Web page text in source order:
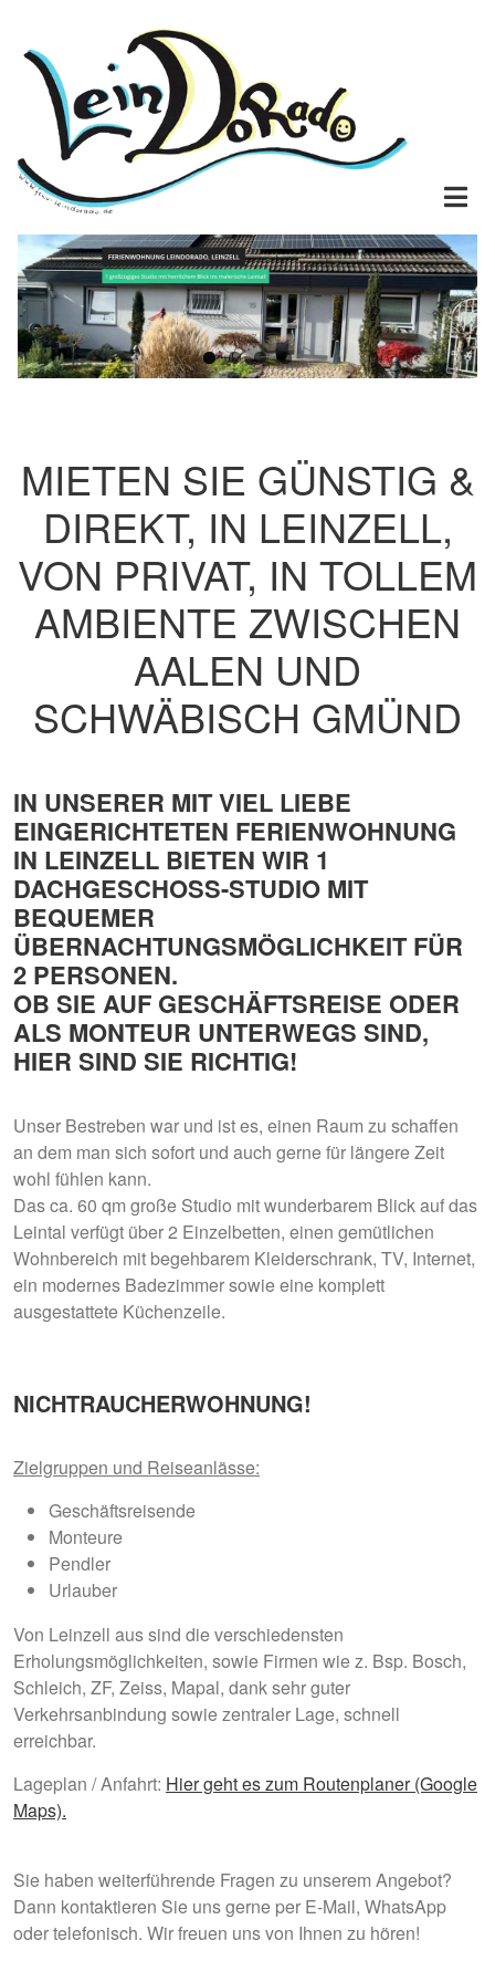
MIETEN SIE GÜNSTIG &
DIREKT, IN LEINZELL,
VON PRIVAT, IN TOLLEM
AMBIENTE ZWISCHEN
AALEN UND
SCHWÄBISCH GMÜND
IN UNSERER MIT VIEL LIEBE
EINGERICHTETEN FERIENWOHNUNG
IN LEINZELL BIETEN WIR 1
DACHGESCHOSS-STUDIO MIT
BEQUEMER
ÜBERNACHTUNGSMÖGLICHKEIT FÜR
2 PERSONEN.
OB SIE AUF GESCHÄFTSREISE ODER
ALS MONTEUR UNTERWEGS SIND,
HIER SIND SIE RICHTIG!
Unser Bestreben war und ist es, einen Raum zu schaffen
an dem man sich sofort und auch gerne für längere Zeit
wohl fühlen kann.
Das ca. 60 qm große Studio mit wunderbarem Blick auf das
Leintal verfügt über 2 Einzelbetten, einen gemütlichen
Wohnbereich mit begehbarem Kleiderschrank, TV, Internet,
ein modernes Badezimmer sowie eine komplett
ausgestattete Küchenzeile.
NICHTRAUCHERWOHNUNG!
Zielgruppen und Reiseanlässe:
Geschäftsreisende
Monteure
Pendler
Urlauber
Von Leinzell aus sind die verschiedensten
Erholungsmöglichkeiten, sowie Firmen wie z. Bsp. Bosch,
Schleich, ZF, Zeiss, Mapal, dank sehr guter
Verkehrsanbindung sowie zentraler Lage, schnell
erreichbar.
Lageplan / Anfahrt: Hier geht es zum Routenplaner (Google
Maps).
Sie haben weiterführende Fragen zu unserem Angebot?
Dann kontaktieren Sie uns gerne per E-Mail, WhatsApp
oder telefonisch. Wir freuen uns von Ihnen zu hören!